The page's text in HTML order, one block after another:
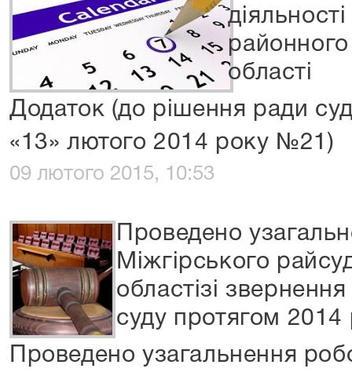
області
Додаток (до рішення ради
«13» лютого 2014 року №21)
09 лютого 2015, 10:53
Проведено
Міжгірського
областізі
суду протягом 2014
Проведено узагальнення